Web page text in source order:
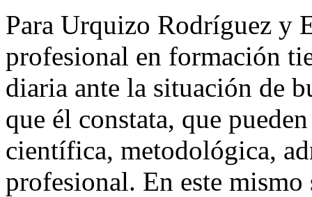
Para Urquizo Rodríguez y
profesional en formación
diaria ante la situación de
que él constata, que
científica, metodológica,
profesional. En este